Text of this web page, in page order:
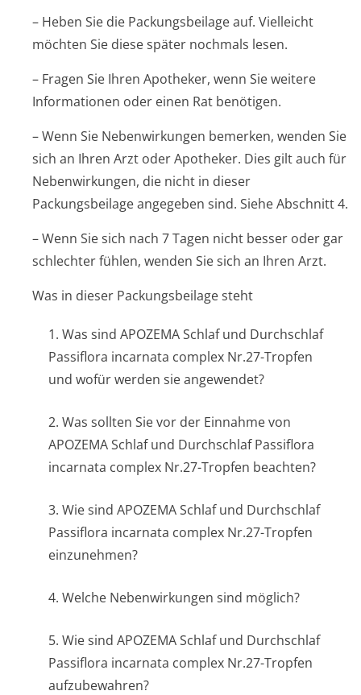
– Heben Sie die Packungsbeilage auf. Vielleicht
möchten Sie diese später nochmals lesen.
– Fragen Sie Ihren Apotheker, wenn Sie weitere
Informationen oder einen Rat benötigen.
– Wenn Sie Nebenwirkungen bemerken, wenden Sie
sich an Ihren Arzt oder Apotheker. Dies gilt auch für
Nebenwirkungen, die nicht in dieser
Packungsbeilage angegeben sind. Siehe Abschnitt 4.
– Wenn Sie sich nach 7 Tagen nicht besser oder gar
schlechter fühlen, wenden Sie sich an Ihren Arzt.
Was in dieser Packungsbeilage steht
1. Was sind APOZEMA Schlaf und Durchschlaf
Passiflora incarnata complex Nr.27-Tropfen
und wofür werden sie angewendet?
2. Was sollten Sie vor der Einnahme von
APOZEMA Schlaf und Durchschlaf Passiflora
incarnata complex Nr.27-Tropfen beachten?
3. Wie sind APOZEMA Schlaf und Durchschlaf
Passiflora incarnata complex Nr.27-Tropfen
einzunehmen?
4. Welche Nebenwirkungen sind möglich?
5. Wie sind APOZEMA Schlaf und Durchschlaf
Passiflora incarnata complex Nr.27-Tropfen
aufzubewahren?